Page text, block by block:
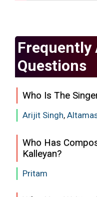
Frequently
Questions
Who Is The
Arijit Singh,
Who Has
Kalleyan?
Pritam